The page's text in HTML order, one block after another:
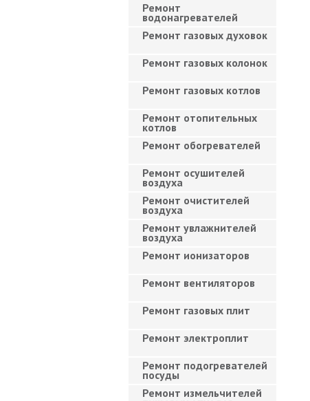
Ремонт
водонагревателей
Ремонт газовых духовок
Ремонт газовых колонок
Ремонт газовых котлов
Ремонт отопительных
котлов
Ремонт обогревателей
Ремонт осушителей
воздуха
Ремонт очистителей
воздуха
Ремонт увлажнителей
воздуха
Ремонт ионизаторов
Ремонт вентиляторов
Ремонт газовых плит
Ремонт электроплит
Ремонт подогревателей
посуды
Ремонт измельчителей